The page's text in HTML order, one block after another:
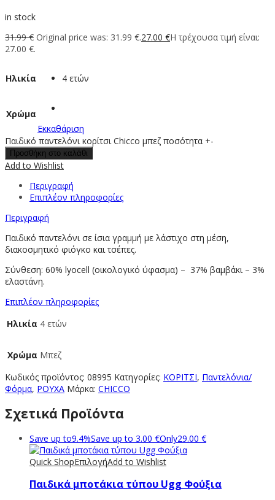
in stock
31.99€ Original price was: 31.99 €.27.00 €Η τρέχουσα τιμή είναι:
27.00 €.
Ηλικία 4 ετών
Χρώμα
Εκκαθάριση
Παιδικό παντελόνι κορίτσι Chicco μπεζ ποσότητα +-
Προσθήκη στο καλάθι
Add to Wishlist
Περιγραφή
Επιπλέον πληροφορίες
Περιγραφή
Παιδικό παντελόνι σε ίσια γραμμή με λάστιχο στη μέση,
διακοσμητικό φιόγκο και τσέπες.
Σύνθεση: 60% lyocell (οικολογικό ύφασμα) – 37% βαμβάκι – 3%
ελαστάνη.
Επιπλέον πληροφορίες
Ηλικία 4 ετών
Χρώμα Μπεζ
Κωδικός προϊόντος: 08995 Κατηγορίες: ΚΟΡΙΤΣΙ, Παντελόνια/
Φόρμα, ΡΟΥΧΑ Μάρκα: CHICCO
Σχετικά Προϊόντα
Save up to9.4%Save up to 3.00 €Only29.00 €
Quick ShopΕπιλογήAdd to Wishlist
Παιδικά μποτάκια τύπου Ugg Φούξια